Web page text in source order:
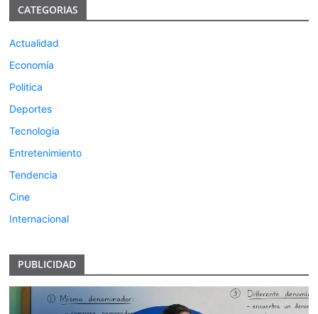
CATEGORIAS
Actualidad
Economía
Politica
Deportes
Tecnologia
Entretenimiento
Tendencia
Cine
Internacional
PUBLICIDAD